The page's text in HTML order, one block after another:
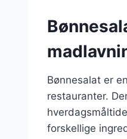
Bønnesalat er
restauranter.
forskellige